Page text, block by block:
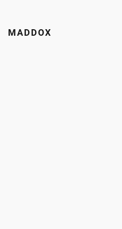
MADDOX